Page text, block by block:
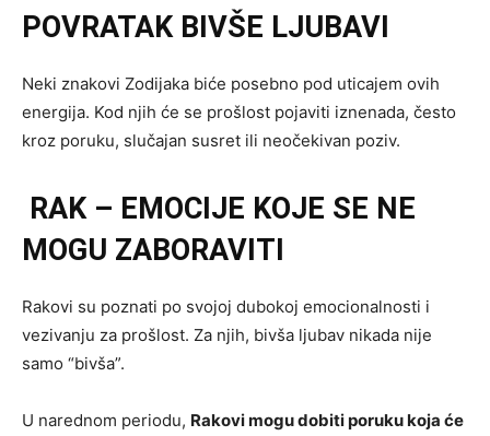
POVRATAK BIVŠE LJUBAVI
Neki znakovi Zodijaka biće posebno pod uticajem ovih
energija. Kod njih će se prošlost pojaviti iznenada, često
kroz poruku, slučajan susret ili neočekivan poziv.
RAK – EMOCIJE KOJE SE NE
MOGU ZABORAVITI
Rakovi su poznati po svojoj dubokoj emocionalnosti i
vezivanju za prošlost. Za njih, bivša ljubav nikada nije
samo “bivša”.
U narednom periodu, Rakovi mogu dobiti poruku koja će